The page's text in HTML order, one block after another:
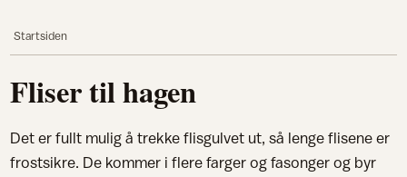
Startsiden
Fliser til hagen
Det er fullt mulig å trekke flisgulvet ut, så lenge flisene er
frostsikre. De kommer i flere farger og fasonger og byr